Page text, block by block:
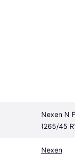
Nexen N
(265/45
Nexen